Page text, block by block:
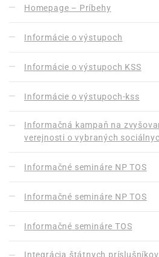
Homepage – Príbehy
Informácie o výstupoch
Informácie o výstupoch KSS
Informácie o výstupoch-kss
Informačná kampaň na
verejnosti o vybraných
Informačné semináre NP TOS
Informačné semináre NP TOS
Informačné semináre TOS
Integrácia štátnych